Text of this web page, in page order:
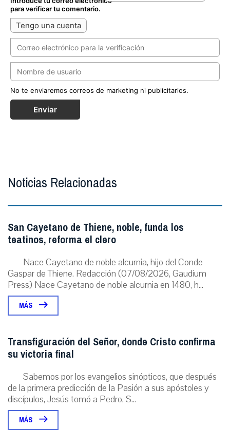
para verificar tu comentario.
Tengo una cuenta
No te enviaremos correos de marketing ni publicitarios.
Enviar
Noticias Relacionadas
San Cayetano de Thiene, noble, funda los
teatinos, reforma el clero
Nace Cayetano de noble alcurnia, hijo del Conde
Gaspar de Thiene. Redacción (07/08/2026, Gaudium
Press) Nace Cayetano de noble alcurnia en 1480, h...
MÁS
Transfiguración del Señor, donde Cristo confirma
su victoria final
Sabemos por los evangelios sinópticos, que después
de la primera predicción de la Pasión a sus apóstoles y
discípulos, Jesús tomó a Pedro, S...
MÁS